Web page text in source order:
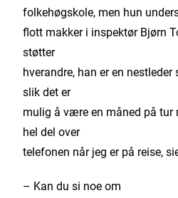
folkehøgskole, men hun
flott makker i inspektør Bjørn
støtter
hverandre, han er en
slik det er
mulig å være en måned på tur
hel del over
telefonen når jeg er på reise,
– Kan du si noe om